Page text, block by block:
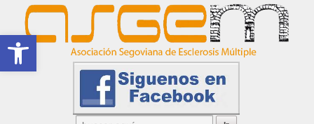
Abrir barra de herramientas